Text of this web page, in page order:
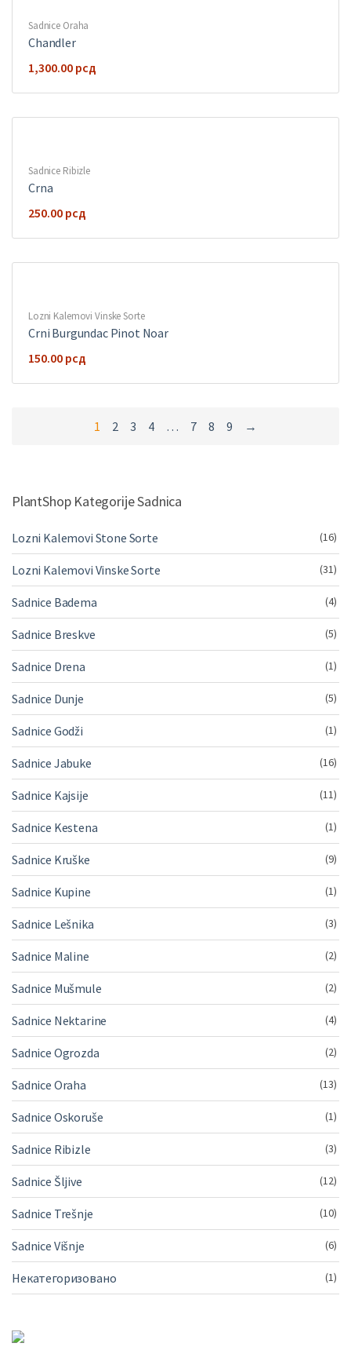
Sadnice Oraha
Chandler
1,300.00 рсд
Sadnice Ribizle
Crna
250.00 рсд
Lozni Kalemovi Vinske Sorte
Crni Burgundac Pinot Noar
150.00 рсд
1 2 3 4 … 7 8 9 →
PlantShop Kategorije Sadnica
Lozni Kalemovi Stone Sorte (16)
Lozni Kalemovi Vinske Sorte (31)
Sadnice Badema (4)
Sadnice Breskve (5)
Sadnice Drena (1)
Sadnice Dunje (5)
Sadnice Godži (1)
Sadnice Jabuke (16)
Sadnice Kajsije (11)
Sadnice Kestena (1)
Sadnice Kruške (9)
Sadnice Kupine (1)
Sadnice Lešnika (3)
Sadnice Maline (2)
Sadnice Mušmule (2)
Sadnice Nektarine (4)
Sadnice Ogrozda (2)
Sadnice Oraha (13)
Sadnice Oskoruše (1)
Sadnice Ribizle (3)
Sadnice Šljive (12)
Sadnice Trešnje (10)
Sadnice Višnje (6)
Некатегоризовано (1)